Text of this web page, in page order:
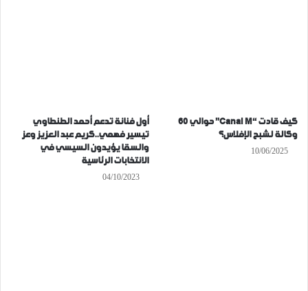
كيف قادت “Canal M” حوالي 60
وكالة لشبح الإفلاس؟
10/06/2025
أول فنانة تدعم أحمد الطنطاوي
تيسير فهمي..كريم عبد العزيز وعز
والسقا يؤيدون السيسي في
الانتخابات الرئاسية
04/10/2023